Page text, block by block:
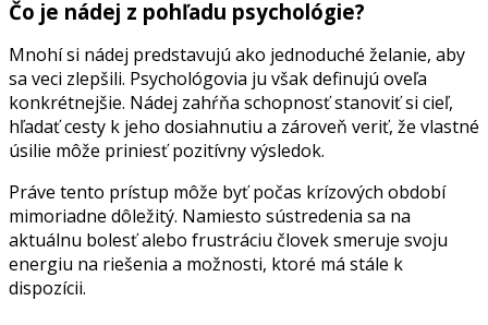
Čo je nádej z pohľadu psychológie?
Mnohí si nádej predstavujú ako jednoduché želanie, aby
sa veci zlepšili. Psychológovia ju však definujú oveľa
konkrétnejšie. Nádej zahŕňa schopnosť stanoviť si cieľ,
hľadať cesty k jeho dosiahnutiu a zároveň veriť, že vlastné
úsilie môže priniesť pozitívny výsledok.
Práve tento prístup môže byť počas krízových období
mimoriadne dôležitý. Namiesto sústredenia sa na
aktuálnu bolesť alebo frustráciu človek smeruje svoju
energiu na riešenia a možnosti, ktoré má stále k
dispozícii.